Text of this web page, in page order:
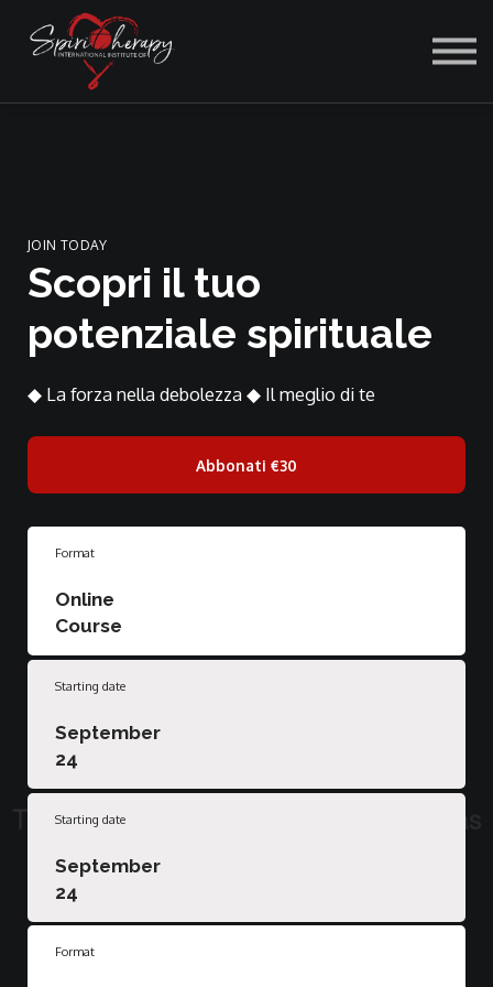
JOIN TODAY
Scopri il tuo
potenziale spirituale
◆ La forza nella debolezza ◆ Il meglio di te
Abbonati €30
Format
Online
Course
Starting date
September
24
Starting date
September
24
Format